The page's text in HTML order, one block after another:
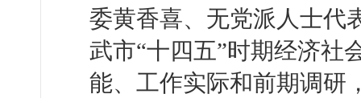
委黄香喜、无党派人士代
武市“十四五”时期经济社
能、工作实际和前期调研